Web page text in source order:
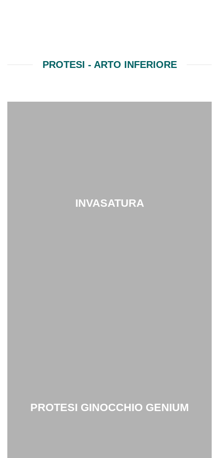
PROTESI - ARTO INFERIORE
INVASATURA
PROTESI GINOCCHIO GENIUM